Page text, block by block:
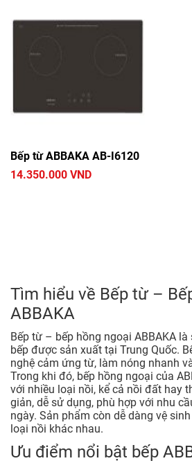
Bếp từ ABBAKA AB-I6120
14.350.000 VND
Tìm hiểu về Bếp từ –
ABBAKA
Bếp từ – bếp hồng ngoại ABBAKA
bếp được sản xuất tại Trung Quốc.
nghệ cảm ứng từ, làm nóng nhanh
Trong khi đó, bếp hồng ngoại của
với nhiều loại nồi, kể cả nồi đất hay
giản, dễ sử dụng, phù hợp với nhu
ngày. Sản phẩm còn dễ dàng vệ
loại nồi khác nhau.
Ưu điểm nổi bật bếp